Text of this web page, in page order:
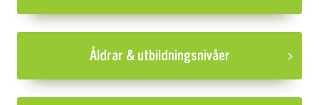
Åldrar & utbildningsnivåer